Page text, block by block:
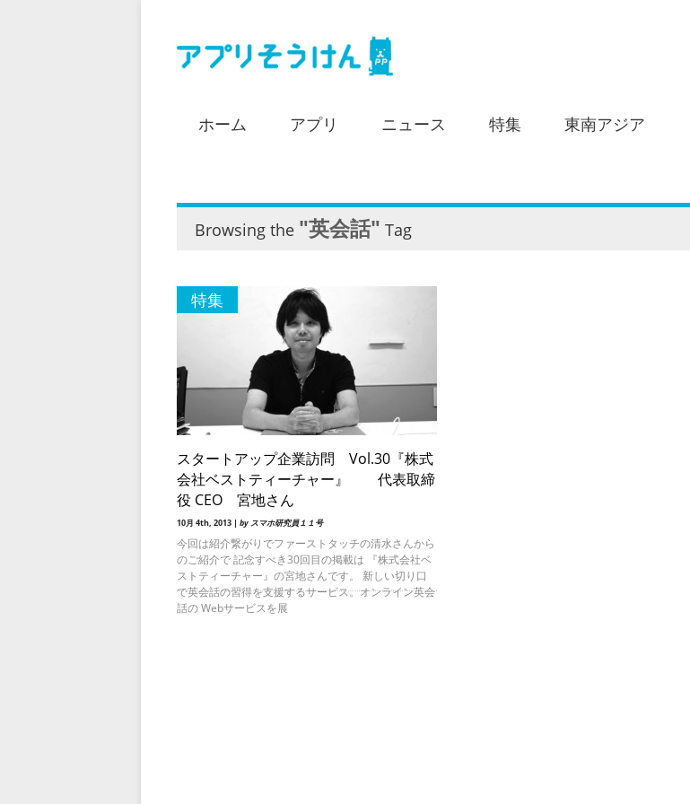
ホーム アプリ ニュース 特集 東南アジア
Browsing the "英会話" Tag
特集
スタートアップ企業訪問 Vol.30『株式
会社ベストティーチャー』 代表取締
役 CEO 宮地さん
10月 4th, 2013 | by スマホ研究員１１号
今回は紹介繋がりでファーストタッチの清水さんから
のご紹介で 記念すべき30回目の掲載は 『株式会社ベ
ストティーチャー』の宮地さんです。 新しい切り口
で英会話の習得を支援するサービス。オンライン英会
話の Webサービスを展